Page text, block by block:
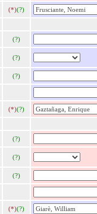
(*)(?)
(?)
(?)
(?)
(*)(?)
(?)
(?)
(?)
(*)(?)